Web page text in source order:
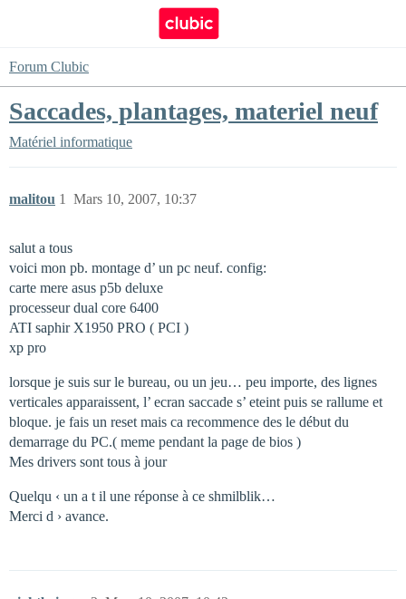
Forum Clubic
Saccades, plantages, materiel neuf
Matériel informatique
malitou Mars 10, 2007, 10:37
1
salut a tous
voici mon pb. montage d’ un pc neuf. config:
carte mere asus p5b deluxe
processeur dual core 6400
ATI saphir X1950 PRO ( PCI )
xp pro
lorsque je suis sur le bureau, ou un jeu… peu importe, des lignes
verticales apparaissent, l’ ecran saccade s’ eteint puis se rallume et
bloque. je fais un reset mais ca recommence des le début du
demarrage du PC.( meme pendant la page de bios )
Mes drivers sont tous à jour
Quelqu ‹ un a t il une réponse à ce shmilblik…
Merci d › avance.